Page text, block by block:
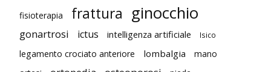
fisioterapia frattura ginocchio
gonartrosi ictus intelligenza artificiale Isico
legamento crociato anteriore lombalgia
mano